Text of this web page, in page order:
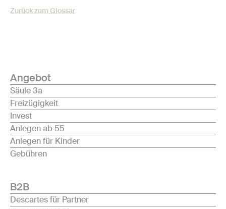
Zurück zum Glossar
Angebot
Säule 3a
Freizügigkeit
Invest
Anlegen ab 55
Anlegen für Kinder
Gebühren
B2B
Descartes für Partner